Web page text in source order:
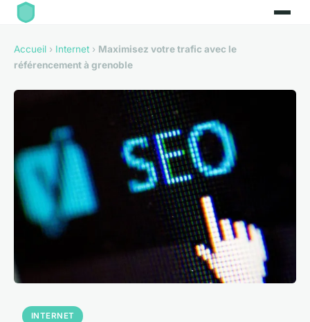
Accueil › Internet › Maximisez votre trafic avec le
référencement à grenoble
INTERNET